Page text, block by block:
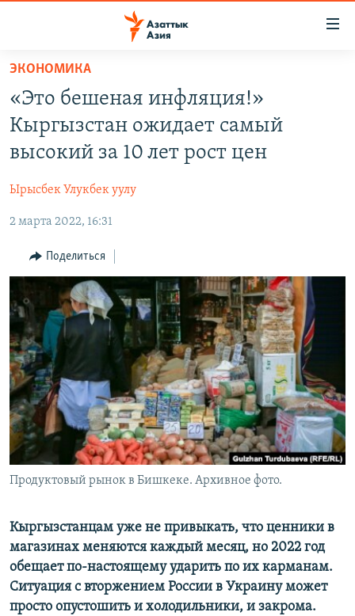
Вернуться
основному
содержанию
Вернутся
главной
навигации
Вернутся
поиску
ЦЕНТРАЛЬНАЯ АЗИЯ
КЫРГЫЗСТАН
ТАДЖИКИСТАН
ВОЙНА В УКРАИНЕ
КЫРГЫЗЧА
ЎЗБЕКЧА
ТОҶИКӢ
TÜRKMENÇE
Все сайты РСЕ/РС
ЭКОНОМИКА
«Это бешеная инфляция!»
Кыргызстан ожидает самый
высокий за 10 лет рост цен
Ырысбек Улукбек уулу
2 марта 2022, 16:31
Поделиться
Продуктовый рынок в Бишкеке. Архивное фото.
Кыргызстанцам уже не привыкать, что ценники в
магазинах меняются каждый месяц, но 2022 год
обещает по-настоящему ударить по их карманам.
Ситуация с вторжением России в Украину может
просто опустошить и холодильники, и закрома.